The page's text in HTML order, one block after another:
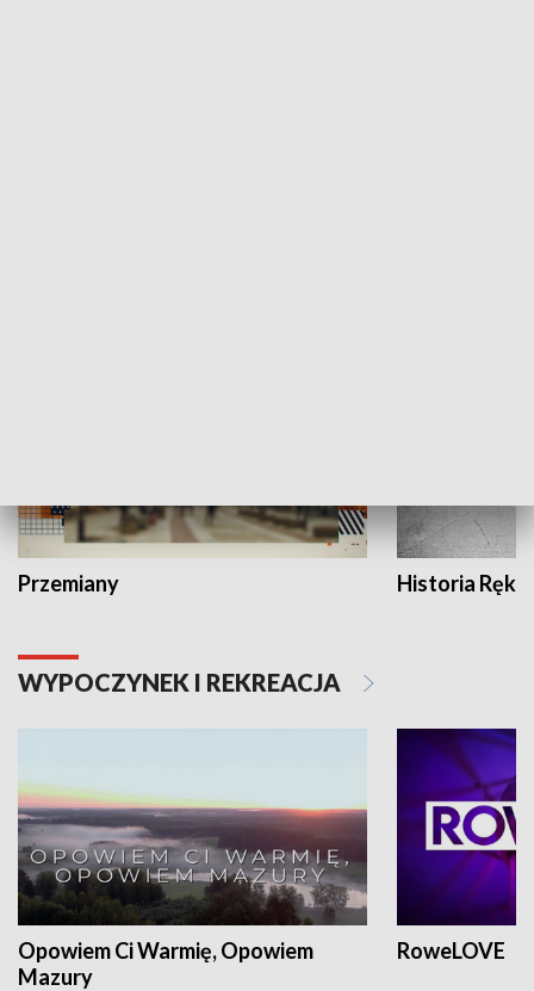
Przemiany Historia Ręką
WYPOCZYNEK I REKREACJA
Opowiem Ci Warmię, Opowiem
Mazury
RoweLOVE